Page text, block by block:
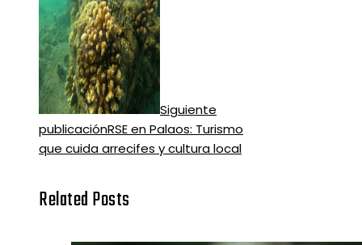
Siguiente
publicaciónRSE en Palaos: Turismo
que cuida arrecifes y cultura local
Related Posts